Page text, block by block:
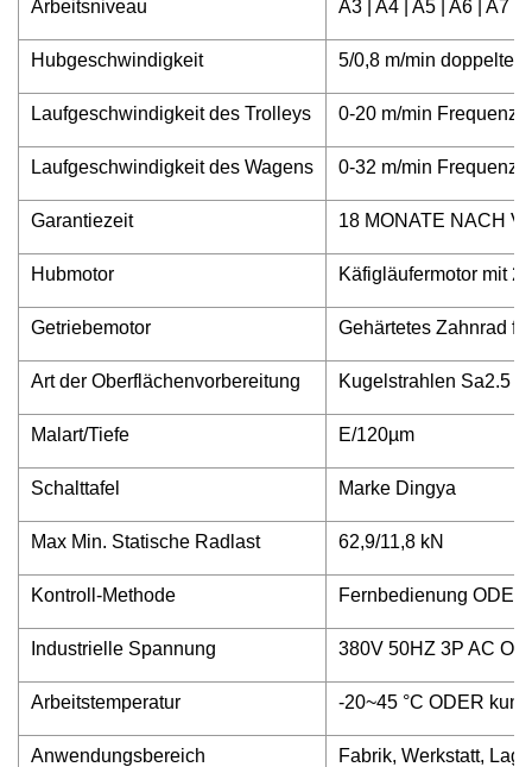
Arbeitsniveau A3 | A4 | A5 | A6 | A7
Hubgeschwindigkeit 5/0,8 m/min doppelte
Laufgeschwindigkeit des Trolleys 0-20 m/min
Laufgeschwindigkeit des Wagens 0-32 m/min
Garantiezeit 18 MONATE NACH
Hubmotor Käfigläufermotor mit
Getriebemotor Gehärtetes Zahnrad
Art der Oberflächenvorbereitung Kugelstrahlen Sa2.5
Malart/Tiefe E/120µm
Schalttafel Marke Dingya
Max Min. Statische Radlast 62,9/11,8 kN
Kontroll-Methode Fernbedienung
Industrielle Spannung 380V 50HZ 3P AC
Arbeitstemperatur -20~45 °C ODER
Anwendungsbereich Fabrik, Werkstatt,